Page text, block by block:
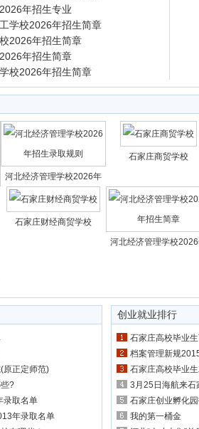
年招生专业
学校2026年招生简章
2026年招生简章
年招生简章
校2026年招生简章
河北经济管理学校2026年
石家庄商贸学校
石家庄财经商贸学校
河北经济管理学校
原正定师范)
?
录取名单
年录取名单
创业就业排行
石家庄高校毕业
档案管理新规
石家庄高校毕业
3月25日海航来石
石家庄创业孵化
我的第一桶金